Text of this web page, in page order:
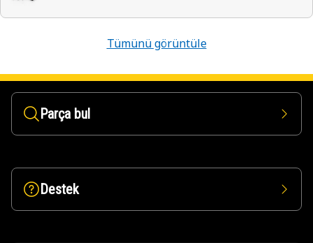
Tümünü görüntüle
Parça bul
Destek